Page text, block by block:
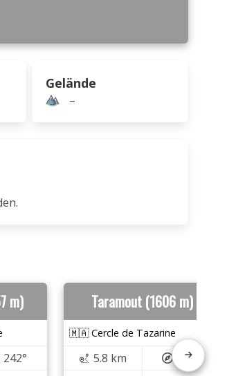
Gelände
–
m)
242°
Taramout (1606 m)
🇲🇦 Cercle de Tazarine
5.8 km
222°